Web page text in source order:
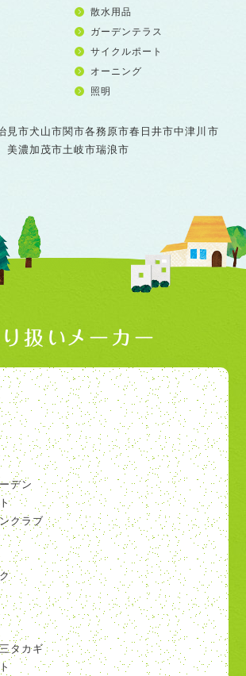
散水用品
ガーデンテラス
サイクルポート
オーニング
照明
見市犬山市関市各務原市春日井市中津川市
美濃加茂市土岐市瑞浪市
扱いメーカー
デン
クラブ
タカギ